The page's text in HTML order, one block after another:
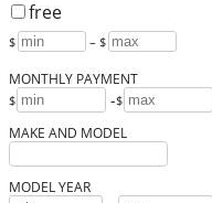
free
$ – $
MONTHLY PAYMENT
$ -$
MAKE AND MODEL
MODEL YEAR